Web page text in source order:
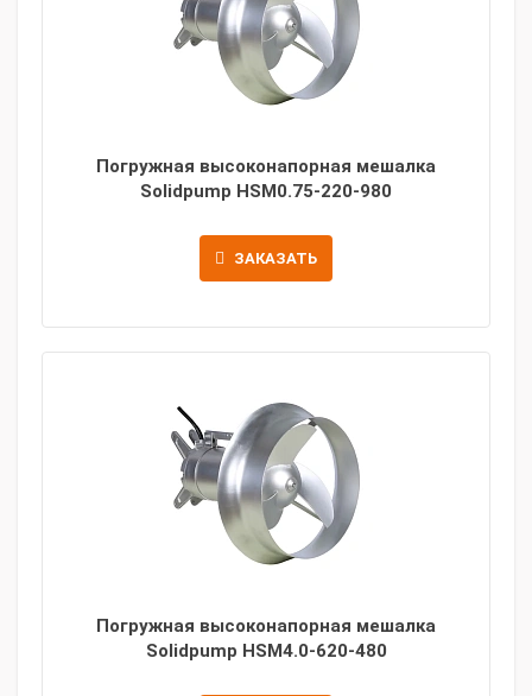
Погружная высоконапорная мешалка
Solidpump HSM0.75-220-980
ЗАКАЗАТЬ
Погружная высоконапорная мешалка
Solidpump HSM4.0-620-480